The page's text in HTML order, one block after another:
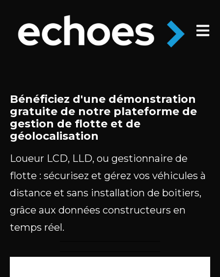
Open
Bénéficiez d'une démonstration
gratuite de notre plateforme de
gestion de flotte et de
géolocalisation
Loueur LCD, LLD, ou gestionnaire de
flotte : sécurisez et gérez vos véhicules à
distance et sans installation de boitiers,
grâce aux données constructeurs en
temps réel.